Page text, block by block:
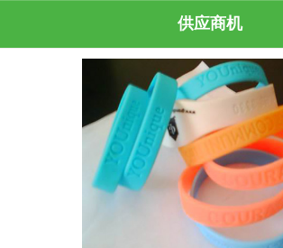
供应商机